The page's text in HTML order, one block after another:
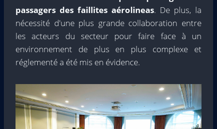
passagers des faillites aérolineas. De plus, la
nécessité d'une plus grande collaboration entre
les acteurs du secteur pour faire face à un
environnement de plus en plus complexe et
réglementé a été mis en évidence.